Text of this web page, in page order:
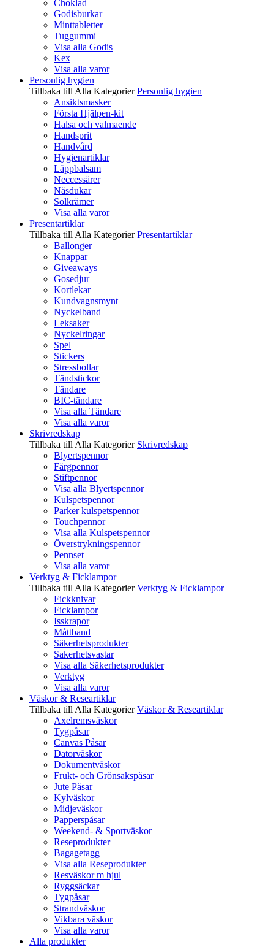
Choklad
Godisburkar
Minttabletter
Tuggummi
Visa alla Godis
Kex
Visa alla varor
Personlig hygien
Tillbaka till Alla Kategorier Personlig hygien
Ansiktsmasker
Första Hjälpen-kit
Halsa och valmaende
Handsprit
Handvård
Hygienartiklar
Läppbalsam
Neccessärer
Näsdukar
Solkrämer
Visa alla varor
Presentartiklar
Tillbaka till Alla Kategorier Presentartiklar
Ballonger
Knappar
Giveaways
Gosedjur
Kortlekar
Kundvagnsmynt
Nyckelband
Leksaker
Nyckelringar
Spel
Stickers
Stressbollar
Tändstickor
Tändare
BIC-tändare
Visa alla Tändare
Visa alla varor
Skrivredskap
Tillbaka till Alla Kategorier Skrivredskap
Blyertspennor
Färgpennor
Stiftpennor
Visa alla Blyertspennor
Kulspetspennor
Parker kulspetspennor
Touchpennor
Visa alla Kulspetspennor
Överstrykningspennor
Pennset
Visa alla varor
Verktyg & Ficklampor
Tillbaka till Alla Kategorier Verktyg & Ficklampor
Fickknivar
Ficklampor
Isskrapor
Måttband
Säkerhetsprodukter
Sakerhetsvastar
Visa alla Säkerhetsprodukter
Verktyg
Visa alla varor
Väskor & Researtiklar
Tillbaka till Alla Kategorier Väskor & Researtiklar
Axelremsväskor
Tygpåsar
Canvas Påsar
Datorväskor
Dokumentväskor
Frukt- och Grönsakspåsar
Jute Påsar
Kylväskor
Midjeväskor
Papperspåsar
Weekend- & Sportväskor
Reseprodukter
Bagagetagg
Visa alla Reseprodukter
Resväskor m hjul
Ryggsäckar
Tygpåsar
Strandväskor
Vikbara väskor
Visa alla varor
Alla produkter